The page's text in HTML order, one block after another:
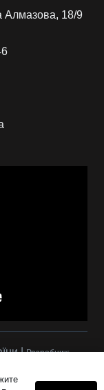
Алмазова, 18/9
|Розробник: